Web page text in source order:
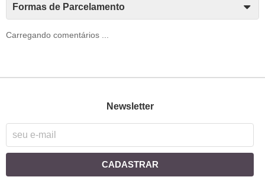
Formas de Parcelamento
Carregando comentários ...
Newsletter
CADASTRAR